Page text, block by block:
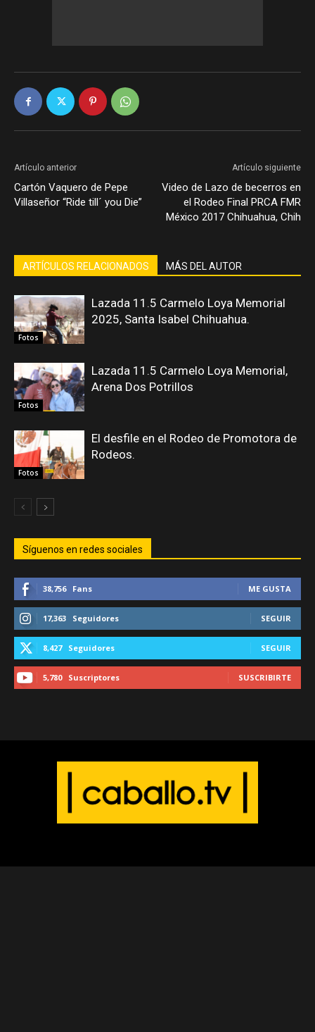
Artículo anterior
Cartón Vaquero de Pepe
Villaseñor “Ride till´ you Die”
Artículo siguiente
Video de Lazo de becerros en
el Rodeo Final PRCA FMR
México 2017 Chihuahua, Chih
ARTÍCULOS RELACIONADOS MÁS DEL AUTOR
Fotos
Lazada 11.5 Carmelo Loya Memorial
2025, Santa Isabel Chihuahua.
Fotos
Lazada 11.5 Carmelo Loya Memorial,
Arena Dos Potrillos
Fotos
El desfile en el Rodeo de Promotora de
Rodeos.
Síguenos en redes sociales
38,756 Fans ME GUSTA
17,363 Seguidores SEGUIR
8,427 Seguidores SEGUIR
5,780 Suscriptores SUSCRIBIRTE